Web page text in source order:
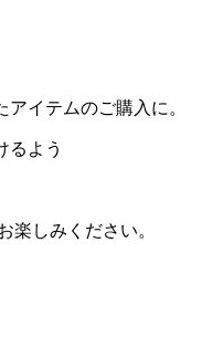
イテムのご購入に。
るよう
楽しみください。